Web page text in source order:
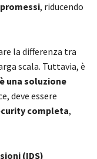
, riducendo
la differenza tra
scala. Tuttavia, è
una soluzione
deve essere
completa,
(IDS)